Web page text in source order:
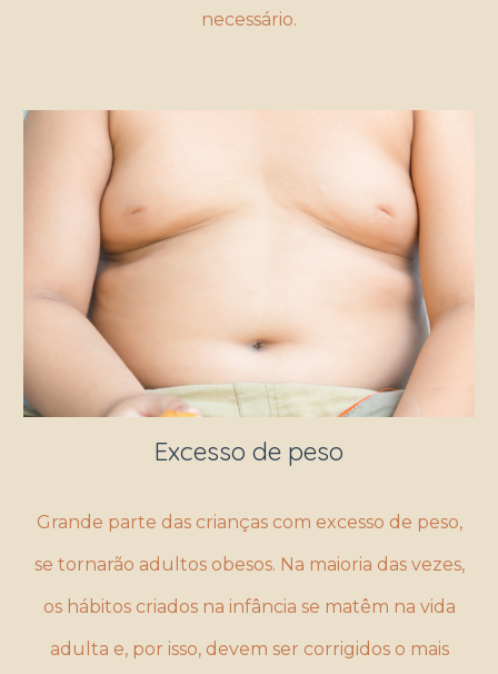
necessário.
Excesso de peso
Grande parte das crianças com excesso de peso,
se tornarão adultos obesos. Na maioria das vezes,
os hábitos criados na infância se matêm na vida
adulta e, por isso, devem ser corrigidos o mais